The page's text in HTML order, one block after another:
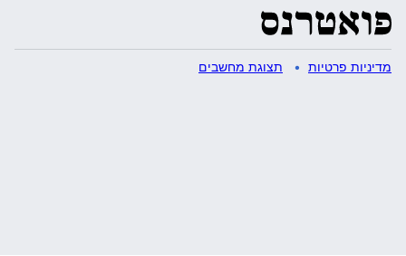
מדיניות פרטיות תצוגת מחשבים